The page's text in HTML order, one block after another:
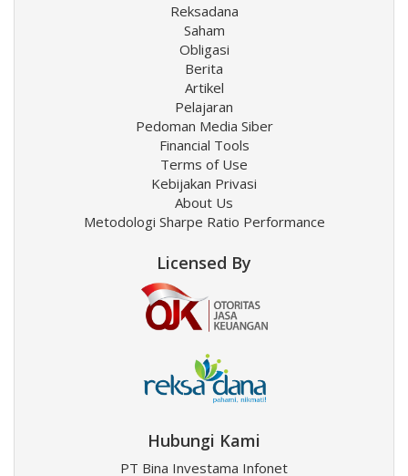
Reksadana
Saham
Obligasi
Berita
Artikel
Pelajaran
Pedoman Media Siber
Financial Tools
Terms of Use
Kebijakan Privasi
About Us
Metodologi Sharpe Ratio Performance
Licensed By
Hubungi Kami
PT Bina Investama Infonet